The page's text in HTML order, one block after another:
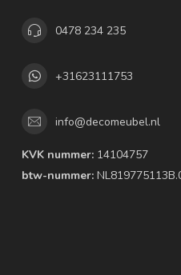
0478 234 235
+31623111753
info@decomeubel.nl
KVK nummer: 14104757
btw-nummer: